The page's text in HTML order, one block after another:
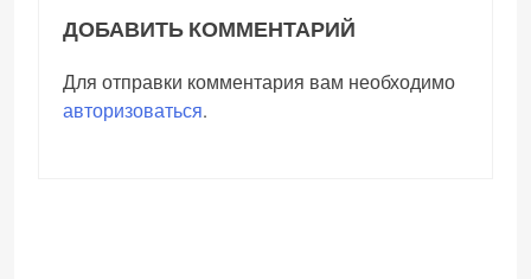
ДОБАВИТЬ КОММЕНТАРИЙ
Для отправки комментария вам необходимо
авторизоваться.